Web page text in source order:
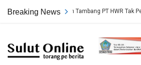
Breaking News
Persetujuan Tambang PT HWR Tak Pernah
Sulut